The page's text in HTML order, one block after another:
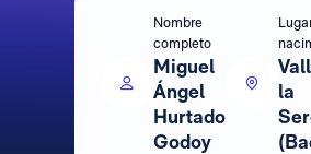
Nombre
completo
Miguel
Ángel
Hurtado
Godoy
la